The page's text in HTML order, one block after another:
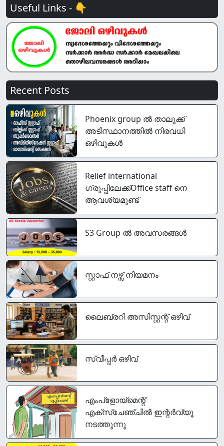
Useful Links - 👇
Recent Posts
Phoenix group ൽ താലൂക്ക്
അടിസ്ഥാനത്തിൽ നിരവധി
ഒഴിവുകൾ
Relief international
ഗ്രൂപ്പിലേക്ക്Office staff നെ
ആവശ്യമുണ്ട്
S3 Group ൽ അവസരങ്ങൾ
സ്റ്റാഫ് നഴ്സ് നിയമനം
ലൈബ്രറി അസിസ്റ്റന്റ് ഒഴിവ്
സ്വീപ്പര്‍ ഒഴിവ്
എംപ്‌ളോയ്‌മെന്റ്
എക്‌സ്‌ചേഞ്ചില്‍ ഇന്റർവ്യൂ
നടത്തുന്നു